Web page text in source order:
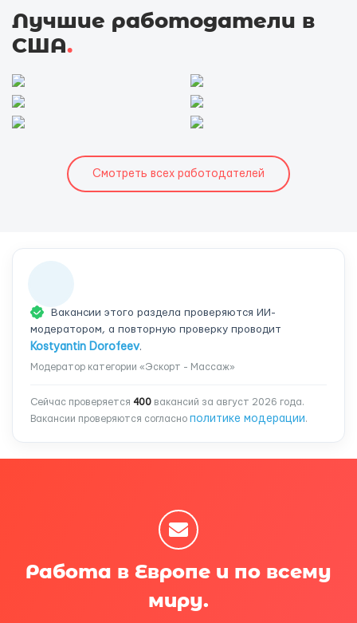
Лучшие работодатели в
США.
Смотреть всех работодателей
Вакансии этого раздела проверяются ИИ-
модератором, а повторную проверку проводит
Kostyantin Dorofeev.
Модератор категории «Эскорт - Массаж»
Сейчас проверяется 400 вакансий за август 2026 года.
Вакансии проверяются согласно политике модерации.
Работа в Европе и по всему
миру.